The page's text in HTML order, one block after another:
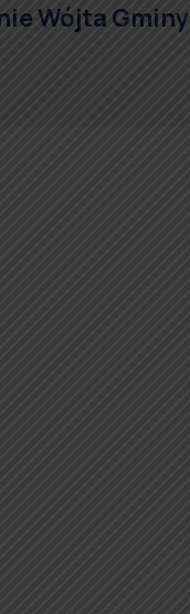
Wójta Gminy